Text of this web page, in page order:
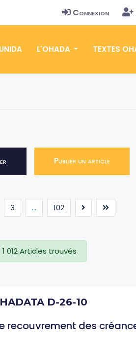
Connexion
L'OHADA TEXTES
Publier un article
3 ... 102
1 012 Articles trouvés
D-26-10
des